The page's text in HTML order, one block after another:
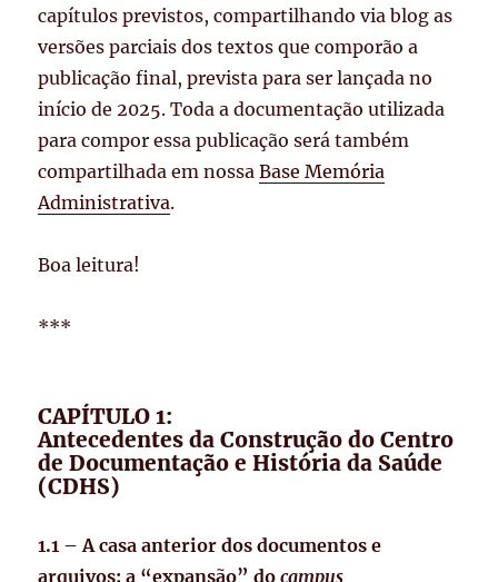
capítulos previstos, compartilhando via blog as
versões parciais dos textos que comporão a
publicação final, prevista para ser lançada no
início de 2025. Toda a documentação utilizada
para compor essa publicação será também
compartilhada em nossaBase Memória
Administrativa.
Boa leitura!
***
CAPÍTULO 1:
Antecedentes da Construção do Centro
de Documentação e História da Saúde
(CDHS)
1.1 – A casa anterior dos documentos e
arquivos: a “expansão” docampus